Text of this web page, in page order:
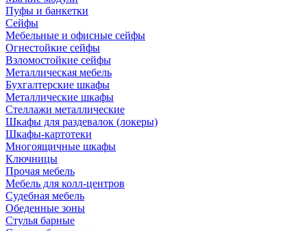
Пуфы и банкетки
Сейфы
Мебельные и офисные сейфы
Огнестойкие сейфы
Взломостойкие сейфы
Металлическая мебель
Бухгалтерские шкафы
Металлические шкафы
Стеллажи металлические
Шкафы для раздевалок (локеры)
Шкафы-картотеки
Многоящичные шкафы
Ключницы
Прочая мебель
Мебель для колл-центров
Судебная мебель
Обеденные зоны
Стулья барные